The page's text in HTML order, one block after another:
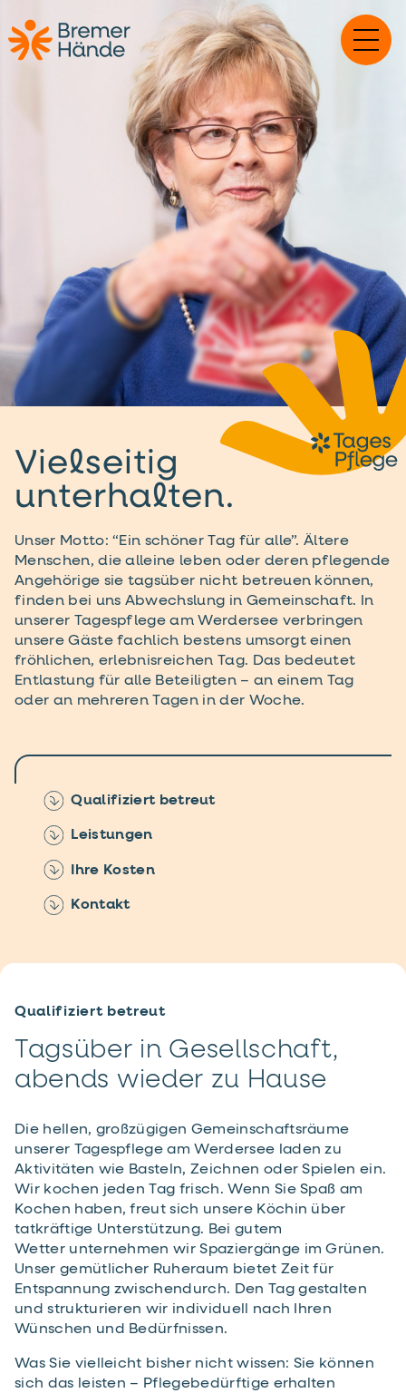
Vielseitig
unterhalten.
Unser Motto: “Ein schöner Tag für alle”. Ältere
Menschen, die alleine leben oder deren pflegende
Angehörige sie tagsüber nicht betreuen können,
finden bei uns Abwechslung in Gemeinschaft. In
unserer Tagespflege am Werdersee verbringen
unsere Gäste fachlich bestens umsorgt einen
fröhlichen, erlebnisreichen Tag. Das bedeutet
Entlastung für alle Beteiligten – an einem Tag
oder an mehreren Tagen in der Woche.
Qualifiziert betreut
Leistungen
Ihre Kosten
Kontakt
Qualifiziert betreut
Tagsüber in Gesellschaft,
abends wieder zu Hause
Die hellen, großzügigen Gemeinschaftsräume
unserer Tagespflege am Werdersee laden zu
Aktivitäten wie Basteln, Zeichnen oder Spielen ein.
Wir kochen jeden Tag frisch. Wenn Sie Spaß am
Kochen haben, freut sich unsere Köchin über
tatkräftige Unterstützung. Bei gutem
Wetter unternehmen wir Spaziergänge im Grünen.
Unser gemütlicher Ruheraum bietet Zeit für
Entspannung zwischendurch. Den Tag gestalten
und strukturieren wir individuell nach Ihren
Wünschen und Bedürfnissen.
Was Sie vielleicht bisher nicht wissen: Sie können
sich das leisten – Pflegebedürftige erhalten